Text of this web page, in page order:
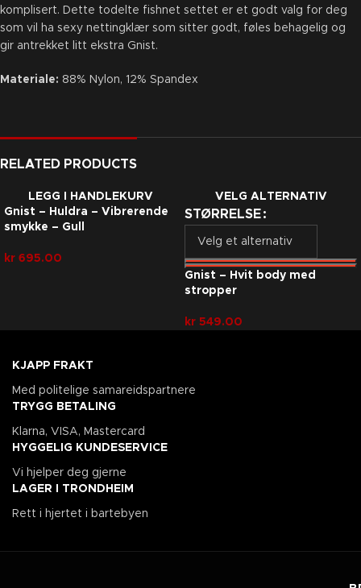
komplisert. Dette todelte fishnet settet er et godt valg for deg
som vil ha sexy nettingklær som sitter godt, føles behagelig og
gir antrekket litt ekstra Gnist.
Materiale: 88% Nylon, 12% Spandex
RELATED PRODUCTS
LEGG I HANDLEKURV
Gnist – Huldra – Vibrerende
smykke – Gull
kr 695.00
VELG ALTERNATIV
STØRRELSE
Gnist – Hvit body med
stropper
kr 549.00
KJAPP FRAKT
Med politelige samareidspartnere
TRYGG BETALING
Klarna, VISA, Mastercard
HYGGELIG KUNDESERVICE
Vi hjelper deg gjerne
LAGER I TRONDHEIM
Rett i hjertet i bartebyen